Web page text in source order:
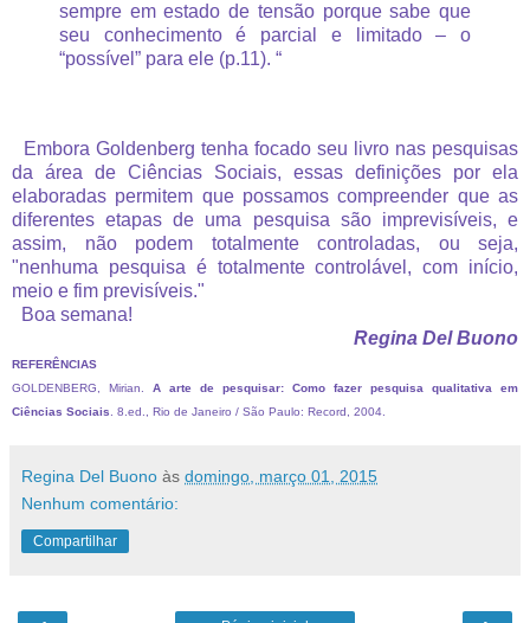
sempre em estado de tensão porque sabe que
seu conhecimento é parcial e limitado – o
“possível” para ele (p.11). “
Embora Goldenberg tenha focado seu livro nas pesquisas
da área de Ciências Sociais, essas definições por ela
elaboradas permitem que possamos compreender que as
diferentes etapas de uma pesquisa são imprevisíveis, e
assim, não podem totalmente controladas, ou seja,
"nenhuma pesquisa é totalmente controlável, com início,
meio e fim previsíveis."
Boa semana!
Regina Del Buono
REFERÊNCIAS
GOLDENBERG, Mirian. A arte de pesquisar: Como fazer pesquisa qualitativa em
Ciências Sociais . 8.ed., Rio de Janeiro / São Paulo: Record, 2004.
Regina Del Buono às domingo, março 01, 2015
Nenhum comentário:
Compartilhar